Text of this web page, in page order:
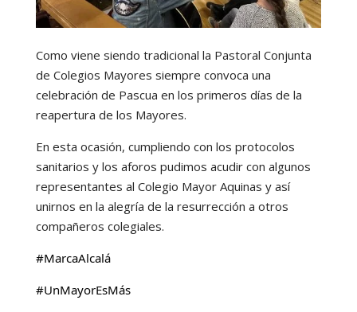
Como viene siendo tradicional la Pastoral Conjunta
de Colegios Mayores siempre convoca una
celebración de Pascua en los primeros días de la
reapertura de los Mayores.
En esta ocasión, cumpliendo con los protocolos
sanitarios y los aforos pudimos acudir con algunos
representantes al Colegio Mayor Aquinas y así
unirnos en la alegría de la resurrección a otros
compañeros colegiales.
#MarcaAlcalá
#UnMayorEsMás